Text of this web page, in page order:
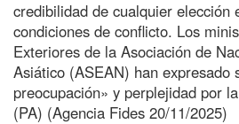
credibilidad de cualquier elección
condiciones de conflicto. Los
Exteriores de la Asociación de
Asiático (ASEAN) han expresado
preocupación» y perplejidad por
(PA) (Agencia Fides 20/11/2025)